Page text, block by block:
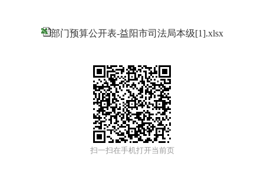
部门预算公开表-益阳市司法局本级[1].xlsx
扫一扫在手机打开当前页